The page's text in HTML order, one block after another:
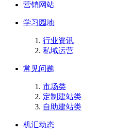
营销网站
学习园地
行业资讯
私域运营
常见问题
市场类
定制建站类
自助建站类
机汇动态